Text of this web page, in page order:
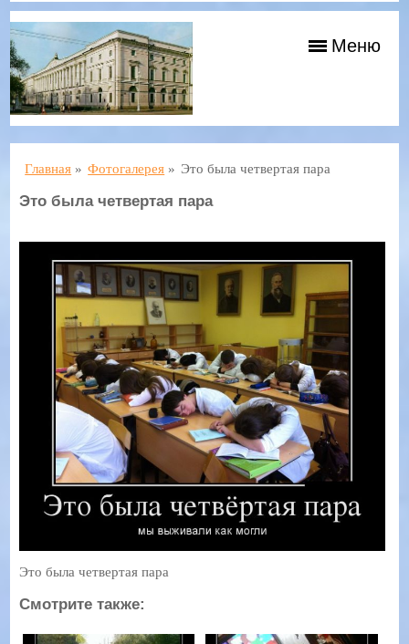
Меню
Главная » Фотогалерея » Это была четвертая пара
Это была четвертая пара
Это была четвертая пара
Смотрите также: